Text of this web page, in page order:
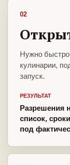
02
Нужно
кулинарии,
запуск.
РЕЗУЛЬТАТ
Разрешения
список,
под